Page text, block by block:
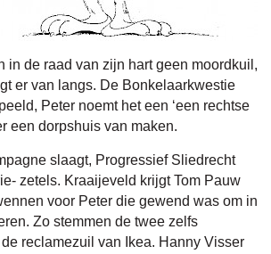
in de raad van zijn hart geen moordkuil,
er van langs. De Bonkelaarkwestie
Peter noemt het een ‘een rechtse
een dorpshuis van maken.
slaagt, Progressief Sliedrecht
zetels. Kraaijeveld krijgt Tom Pauw
voor Peter die gewend was om in
Zo stemmen de twee zelfs
reclamezuil van Ikea. Hanny Visser